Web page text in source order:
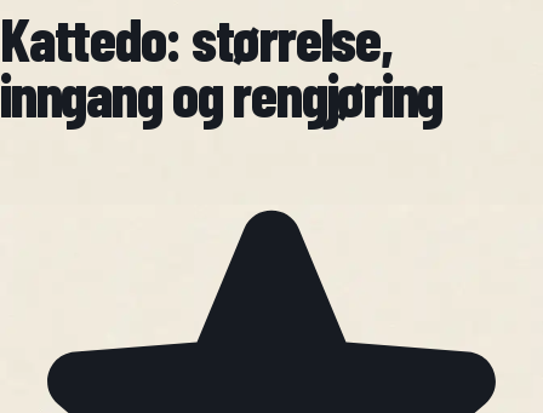
Kattedo: størrelse,
inngang og rengjøring